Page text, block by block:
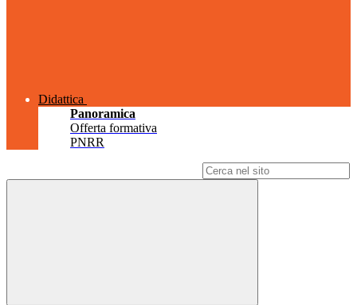
Didattica
Panoramica
Offerta formativa
PNRR